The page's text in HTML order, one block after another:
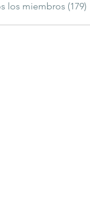
los miembros (179)